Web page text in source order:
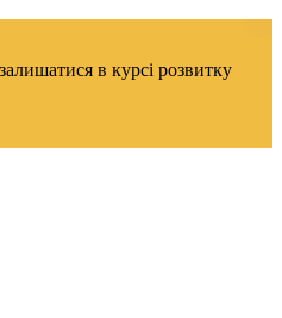
в курсі розвитку